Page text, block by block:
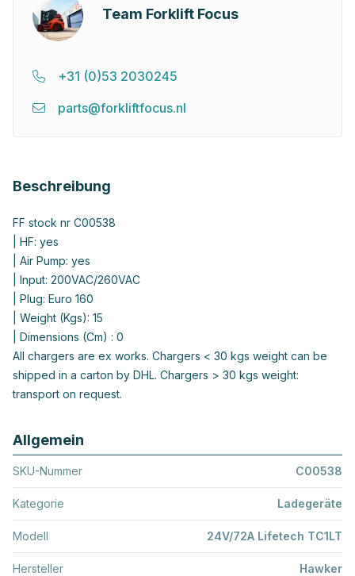
Team Forklift Focus
+31 (0)53 2030245
parts@forkliftfocus.nl
Beschreibung
FF stock nr C00538
| HF: yes
| Air Pump: yes
| Input: 200VAC/260VAC
| Plug: Euro 160
| Weight (Kgs): 15
| Dimensions (Cm) : 0
All chargers are ex works. Chargers < 30 kgs weight can be
shipped in a carton by DHL. Chargers > 30 kgs weight:
transport on request.
Allgemein
SKU-Nummer C00538
Kategorie Ladegeräte
Modell 24V/72A Lifetech TC1LT
Hersteller Hawker